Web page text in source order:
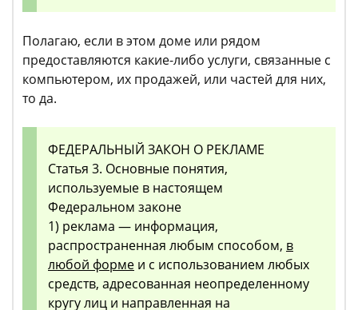
Полагаю, если в этом доме или рядом
предоставляются какие-либо услуги, связанные с
компьютером, их продажей, или частей для них,
то да.
ФЕДЕРАЛЬНЫЙ ЗАКОН О РЕКЛАМЕ
Статья 3. Основные понятия,
используемые в настоящем
Федеральном законе
1) реклама — информация,
распространенная любым способом, в
любой форме и с использованием любых
средств, адресованная неопределенному
кругу лиц и направленная на